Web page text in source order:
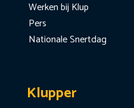
Werken bij Klup
Pers
Nationale Snertdag
Klupper